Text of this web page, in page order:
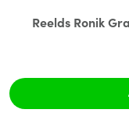
Reelds Ronik